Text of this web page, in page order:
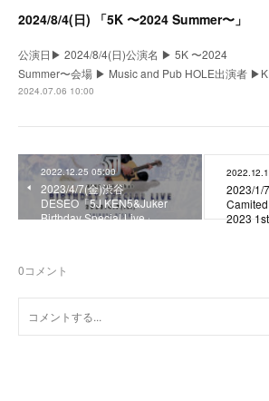
2024/8/4(日) 「5K 〜2024 Summer〜」
公演日▶︎ 2024/8/4(日)公演名 ▶︎ 5K 〜2024
Summer〜会場 ▶︎ Music and Pub HOLE出演者
2024.07.06 10:00
2022.12.25 05:00
2023/4/7(金)渋谷
DESEO「5J KEN5&Juker
Birthday Special Live」
2023/1/
2023
0コメント